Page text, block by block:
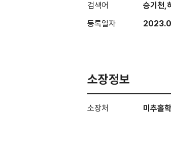
검색어
승기천,
등록일자
소장정보
소장처 미추홀